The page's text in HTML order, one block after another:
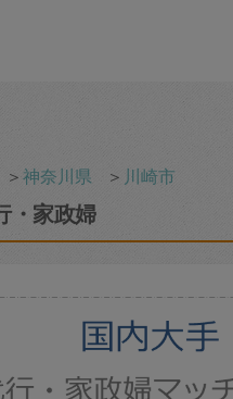
＞神奈川県 ＞ 川崎市
・家政婦